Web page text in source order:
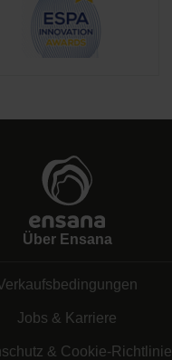
Über Ensana
Jobs & Karriere
& Cookie-Richtlinie